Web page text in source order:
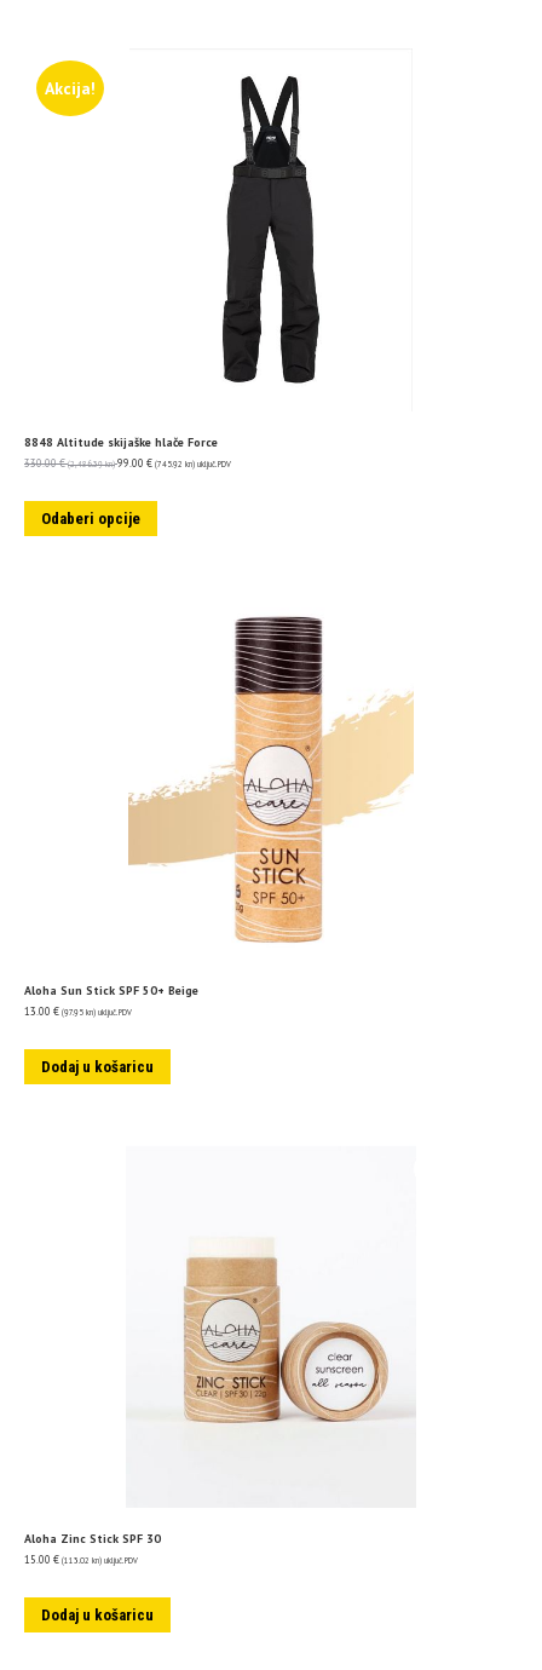
Akcija!
8848 Altitude skijaške hlače Force
330.00€ (2,486.39 kn) 99.00 € (745.92 kn) uključ. PDV
Odaberi opcije
Aloha Sun Stick SPF 50+ Beige
13.00 € (97.95 kn) uključ. PDV
Dodaj u košaricu
Aloha Zinc Stick SPF 30
15.00 € (113.02 kn) uključ. PDV
Dodaj u košaricu